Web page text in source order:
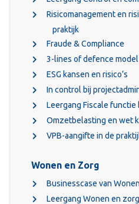
Risicomanagement en
praktijk
Fraude & Compliance
3-lines of defence model
ESG kansen en risico’s
In control bij
Leergang Fiscale
Omzetbelasting en wet
VPB-aangifte in de
Wonen en Zorg
Businesscase van
Leergang Wonen en zorg